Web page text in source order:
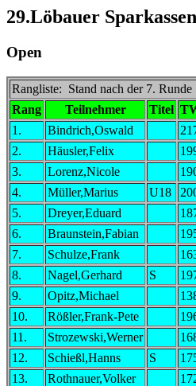
29.Löbauer
Open
Rangliste: Stand nach der 7. Runde
Rang
Teilnehmer Titel
1.
Bindrich,Oswald
2.
Häusler,Felix
3.
Lorenz,Nicole
4.
Müller,Marius U18
5.
Dreyer,Eduard
6.
Braunstein,Fabian
7.
Schulze,Frank
8.
Nagel,Gerhard S
9.
Opitz,Michael
10.
Rößler,Frank-Pete
11.
Strozewski,Werner
12.
Schießl,Hanns S
13.
Rothnauer,Volker